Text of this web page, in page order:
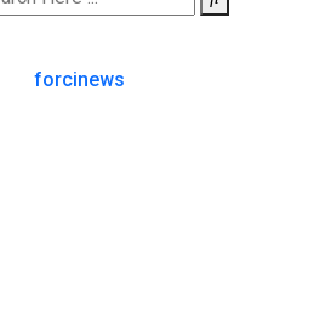
forcinews